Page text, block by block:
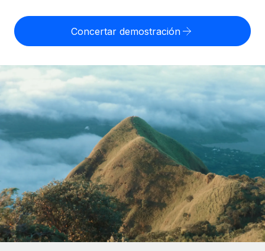
cumpliendo la normativa.
Integra y gestiona a autónomos globalmente.
PEO
Externaliza tareas laborales complejas.
INFRAESTRUCTURA
Conexión Remote
Integra los RR. HH. en tus flujos de trabajo sin
complicaciones.
Plataforma
Funciones esenciales de RR. HH. integradas para tu
Comparador de Remote
Compáranos con otras empresas.
ETAPAS DE CRECIMIENTO
Startups
Soluciones ágiles de RR. HH. globales y nóminas para
empresas en crecimiento.
Mediana empresa
Amplía tu equipo con soluciones de RR. HH.
personalizadas.
Empresa
RR. HH. globales para grandes empresas.
cualquier país.
Descubre opciones de divisas y tiempos de pago para
autónomos globales.
APRENDIZAJE CON REMOTE
Guías y recursos
Casos prácticos
Glosario de RR. HH.
Listas de verificación y plantillas
Biblioteca de descripciones de puestos
English
Nederlands
Français
Deutsch
Español
Português (Portugal)
日本語
Concertar demostración